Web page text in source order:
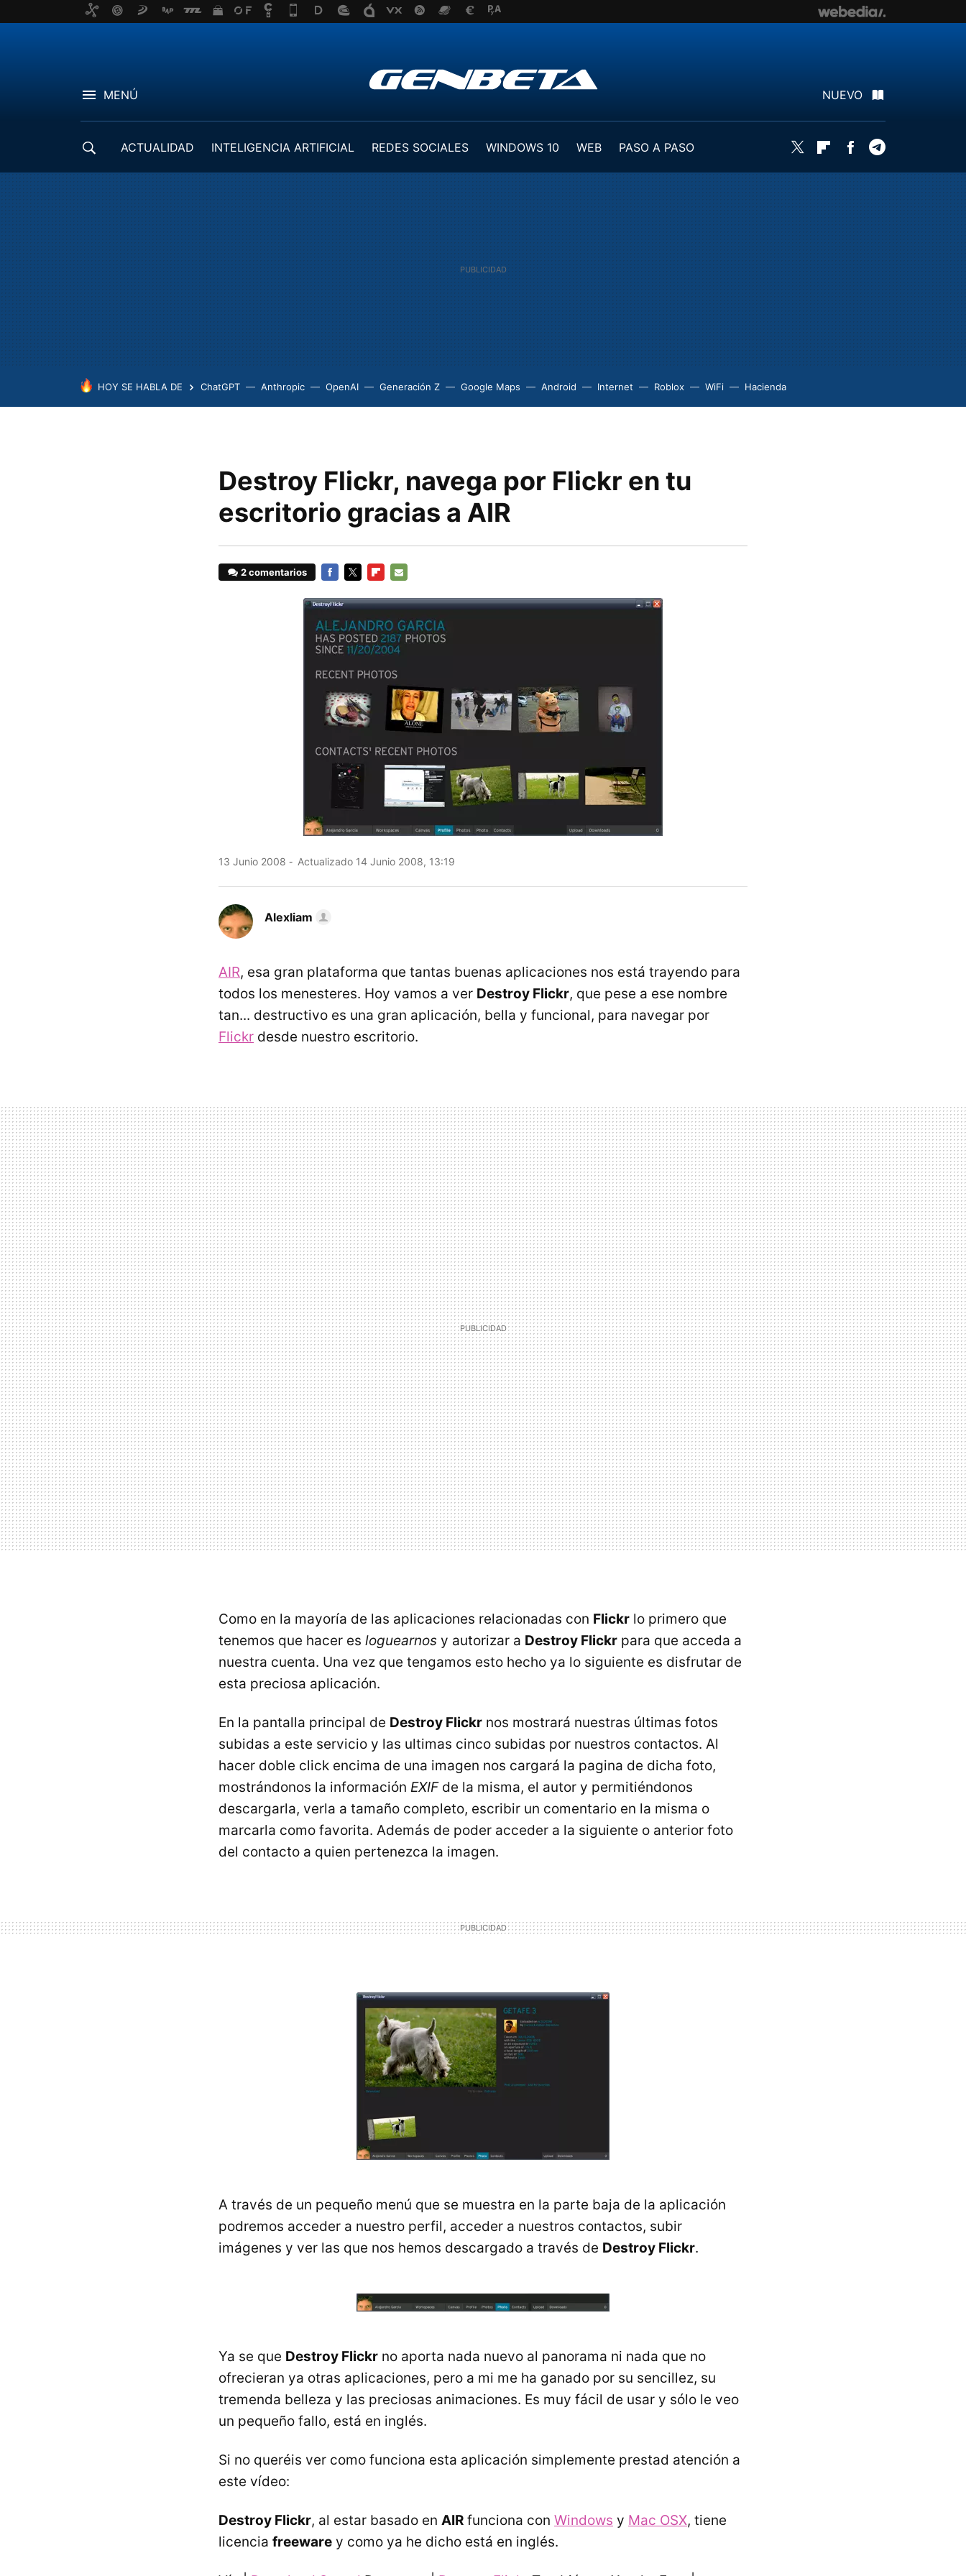
MENÚ NUEVO
ACTUALIDAD INTELIGENCIA ARTIFICIAL REDES SOCIALES WINDOWS 10 WEB
PASO A PASO
Twitter FlipboardFacebook
HOY SE HABLA DE ChatGPT Anthropic OpenAI Generación Z Google Maps Android Internet Roblox WiFi Hacienda
Destroy Flickr, navega por Flickr en tu
escritorio gracias a AIR
2 comentarios
MAIL
13 Junio 2008 Actualizado 14 Junio 2008, 13:19
Alexliam
AIR, esa gran plataforma que tantas buenas aplicaciones nos está trayendo para
todos los menesteres. Hoy vamos a ver Destroy Flickr, que pese a ese nombre
tan... destructivo es una gran aplicación, bella y funcional, para navegar por
Flickr desde nuestro escritorio.
Como en la mayoría de las aplicaciones relacionadas con Flickr lo primero que
tenemos que hacer es loguearnos y autorizar a Destroy Flickr para que acceda a
nuestra cuenta. Una vez que tengamos esto hecho ya lo siguiente es disfrutar de
esta preciosa aplicación.
En la pantalla principal de Destroy Flickr nos mostrará nuestras últimas fotos
subidas a este servicio y las ultimas cinco subidas por nuestros contactos. Al
hacer doble click encima de una imagen nos cargará la pagina de dicha foto,
mostrándonos la información EXIFde la misma, el autor y permitiéndonos
descargarla, verla a tamaño completo, escribir un comentario en la misma o
marcarla como favorita. Además de poder acceder a la siguiente o anterior foto
del contacto a quien pertenezca la imagen.
A través de un pequeño menú que se muestra en la parte baja de la aplicación
podremos acceder a nuestro perfil, acceder a nuestros contactos, subir
imágenes y ver las que nos hemos descargado a través de Destroy Flickr.
Ya se que Destroy Flickr no aporta nada nuevo al panorama ni nada que no
ofrecieran ya otras aplicaciones, pero a mi me ha ganado por su sencillez, su
tremenda belleza y las preciosas animaciones. Es muy fácil de usar y sólo le veo
un pequeño fallo, está en inglés.
Si no queréis ver como funciona esta aplicación simplemente prestad atención a
este vídeo:
Destroy Flickr, al estar basado en AIR funciona con Windows y Mac OSX, tiene
licencia freeware y como ya he dicho está en inglés.